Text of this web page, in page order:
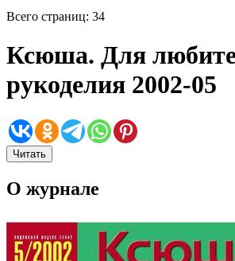
Всего страниц: 34
Ксюша. Для
рукоделия 2002-05
Читать
О журнале